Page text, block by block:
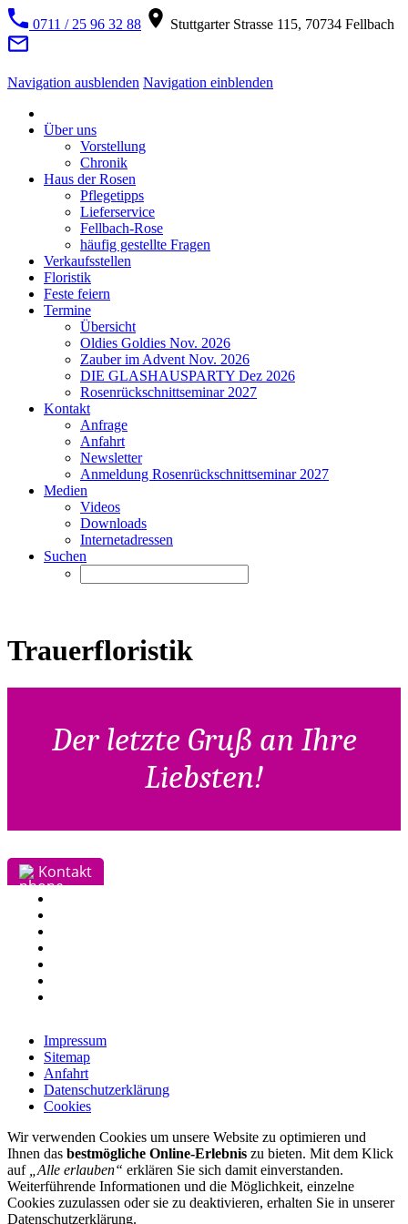
0711 / 25 96 32 88 Stuttgarter Strasse 115, 70734 Fellbach
Navigation ausblenden Navigation einblenden
Über uns
Vorstellung
Chronik
Haus der Rosen
Pflegetipps
Lieferservice
Fellbach-Rose
häufig gestellte Fragen
Verkaufsstellen
Floristik
Feste feiern
Termine
Übersicht
Oldies Goldies Nov. 2026
Zauber im Advent Nov. 2026
DIE GLASHAUSPARTY Dez 2026
Rosenrückschnittseminar 2027
Kontakt
Anfrage
Anfahrt
Newsletter
Anmeldung Rosenrückschnittseminar 2027
Medien
Videos
Downloads
Internetadressen
Suchen
Trauerfloristik
Der letzte Gruß an Ihre
Liebsten!
Kontakt
Impressum
Sitemap
Anfahrt
Datenschutzerklärung
Cookies
Wir verwenden Cookies um unsere Website zu optimieren und
Ihnen das bestmögliche Online-Erlebnis zu bieten. Mit dem Klick
auf
„Alle erlauben“ erklären Sie sich damit einverstanden.
Weiterführende Informationen und die Möglichkeit, einzelne
Cookies zuzulassen oder sie zu deaktivieren, erhalten Sie in unserer
Datenschutzerklärung.